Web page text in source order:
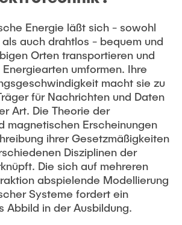
spektrum
Support
Practice
Innovation in Education
and Technology
& Guests
Strategy
partnerships
Team
Energie läßt sich - sowohl
auch drahtlos - bequem und
Orten transportieren und
umformen. Ihre
macht sie zu
für Nachrichten und Daten
Art. Die Theorie der
magnetischen Erscheinungen
ihrer Gesetzmäßigkeiten
Disziplinen der
Die sich auf mehreren
abspielende Modellierung
Systeme fordert ein
Abbild in der Ausbildung.